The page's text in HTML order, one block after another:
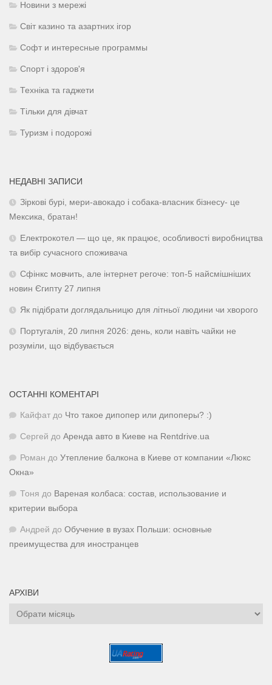
Новини з мережі
Світ казино та азартних ігор
Софт и интересные программы
Спорт і здоров'я
Техніка та гаджети
Тільки для дівчат
Туризм і подорожі
НЕДАВНІ ЗАПИСИ
Зіркові бурі, мери-авокадо і собака-власник бізнесу- це
Мексика, братан!
Електрокотел — що це, як працює, особливості виробництва
та вибір сучасного споживача
Сфінкс мовчить, але інтернет регоче: топ-5 найсмішніших
новин Єгипту 27 липня
Як підібрати доглядальницю для літньої людини чи хворого
Португалія, 20 липня 2026: день, коли навіть чайки не
розуміли, що відбувається
ОСТАННІ КОМЕНТАРІ
Кайфат до Что такое дипопер или дипоперы? :)
Сергей до Аренда авто в Киеве на Rentdrive.ua
Роман до Утепление балкона в Киеве от компании «Люкс
Окна»
Тоня до Вареная колбаса: состав, использование и
критерии выбора
Андрей до Обучение в вузах Польши: основные
преимущества для иностранцев
АРХІВИ
Архіви